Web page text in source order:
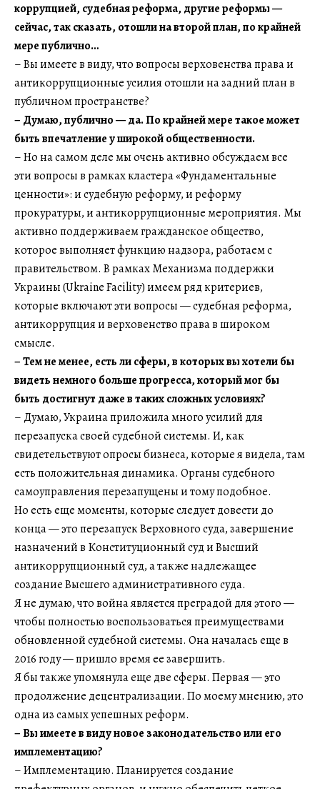
коррупцией, судебная реформа, другие реформы —
сейчас, так сказать, отошли на второй план, по крайней
мере публично…
– Вы имеете в виду, что вопросы верховенства права и
антикоррупционные усилия отошли на задний план в
публичном пространстве?
– Думаю, публично — да. По крайней мере такое может
быть впечатление у широкой общественности.
– Но на самом деле мы очень активно обсуждаем все
эти вопросы в рамках кластера «Фундаментальные
ценности»: и судебную реформу, и реформу
прокуратуры, и антикоррупционные мероприятия. Мы
активно поддерживаем гражданское общество,
которое выполняет функцию надзора, работаем с
правительством. В рамках Механизма поддержки
Украины (Ukraine Facility) имеем ряд критериев,
которые включают эти вопросы — судебная реформа,
антикоррупция и верховенство права в широком
смысле.
– Тем не менее, есть ли сферы, в которых вы хотели бы
видеть немного больше прогресса, который мог бы
быть достигнут даже в таких сложных условиях?
– Думаю, Украина приложила много усилий для
перезапуска своей судебной системы. И, как
свидетельствуют опросы бизнеса, которые я видела, там
есть положительная динамика. Органы судебного
самоуправления перезапущены и тому подобное.
Но есть еще моменты, которые следует довести до
конца — это перезапуск Верховного суда, завершение
назначений в Конституционный суд и Высший
антикоррупционный суд, а также надлежащее
создание Высшего административного суда.
Я не думаю, что война является преградой для этого —
чтобы полностью воспользоваться преимуществами
обновленной судебной системы. Она началась еще в
2016 году — пришло время ее завершить.
Я бы также упомянула еще две сферы. Первая — это
продолжение децентрализации. По моему мнению, это
одна из самых успешных реформ.
– Вы имеете в виду новое законодательство или его
имплементацию?
– Имплементацию. Планируется создание